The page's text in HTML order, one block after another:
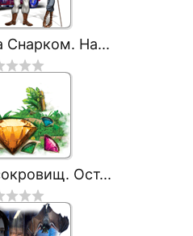
Снарком. На...
Ост...